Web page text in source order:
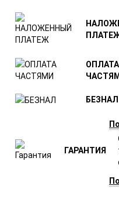
ОПЛАТА
БЕЗНАЛ
ГАРАНТИЯ